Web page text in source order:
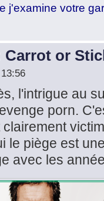
j'examine votre
Carrot or
l'intrigue au
porn.
le piège est
avec les